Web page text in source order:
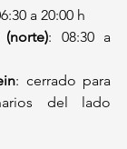
a 20:00 h
: 08:30 a
: cerrado para
del lado